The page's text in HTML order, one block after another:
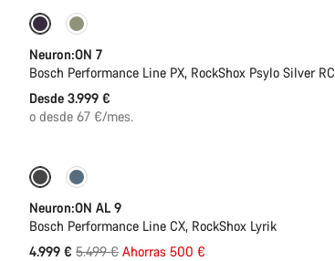
Nuevo
Neuron:ON 7
Bosch Performance Line PX, RockShox Psylo Silver RC
Desde 3.999 €
o desde 67 €/mes.
Próximamente
Neuron:ON AL 9
Bosch Performance Line CX, RockShox Lyrik
4.999 € Precio
5.499 € Ahorras 500 €